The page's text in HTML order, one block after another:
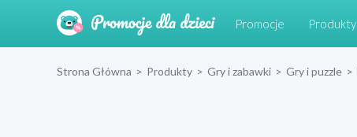
Promocje Produkty
Strona Główna > Produkty > Gry i zabawki > Gry i puzzle >